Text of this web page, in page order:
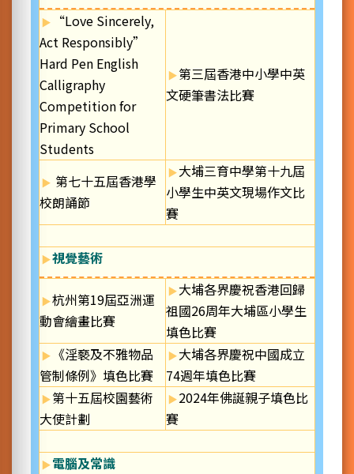
“Love Sincerely,
Act Responsibly”
Hard Pen English
Calligraphy
Competition for
Primary School
Students
第三屆香港中小學中英
文硬筆書法比賽
第七十五屆香港學
校朗誦節
大埔三育中學第十九屆
小學生中英文現場作文比
賽
視覺藝術
杭州第19屆亞洲運
動會繪畫比賽
大埔各界慶祝香港回歸
祖國26周年大埔區小學生
填色比賽
《淫褻及不雅物品
管制條例》填色比賽
大埔各界慶祝中國成立
74週年填色比賽
第十五屆校園藝術
大使計劃
2024年佛誕親子填色比
賽
電腦及常識